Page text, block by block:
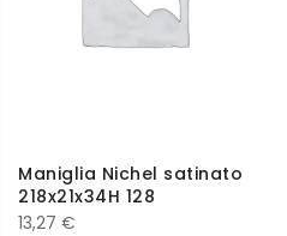
Maniglia Nichel satinato
218x21x34H 128
13,27 €